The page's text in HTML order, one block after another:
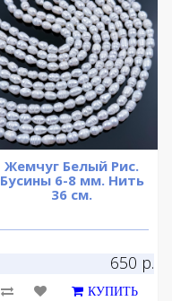
Жемчуг Белый Рис.
Бусины 6-8 мм. Нить
36 см.
650 р.
КУПИТЬ